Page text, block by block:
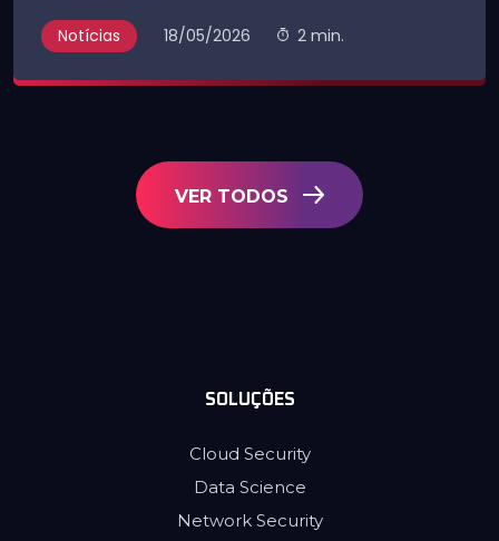
Notícias 18/05/2026 2 min.
VER TODOS
SOLUÇÕES
Cloud Security
Data Science
Network Security